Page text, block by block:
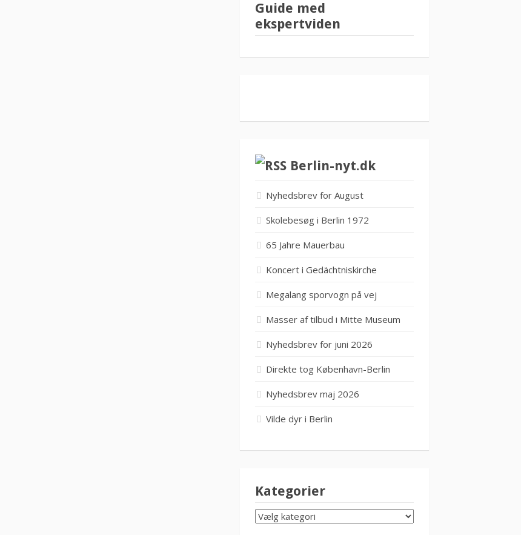
Guide med
ekspertviden
Berlin-nyt.dk
Nyhedsbrev for August
Skolebesøg i Berlin 1972
65 Jahre Mauerbau
Koncert i Gedächtniskirche
Megalang sporvogn på vej
Masser af tilbud i Mitte Museum
Nyhedsbrev for juni 2026
Direkte tog København-Berlin
Nyhedsbrev maj 2026
Vilde dyr i Berlin
Kategorier
KATEGORIER